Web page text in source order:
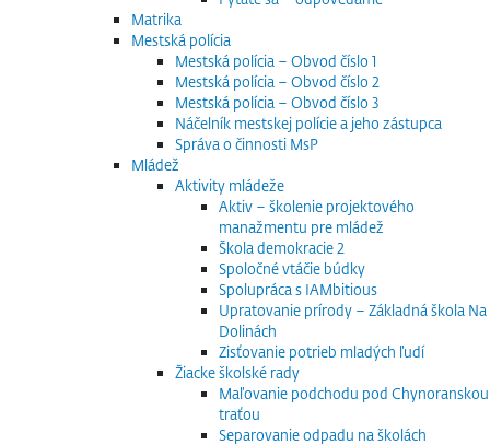
Matrika
Mestská polícia
Mestská polícia – Obvod číslo 1
Mestská polícia – Obvod číslo 2
Mestská polícia – Obvod číslo 3
Náčelník mestskej polície a jeho zástupca
Správa o činnosti MsP
Mládež
Aktivity mládeže
Aktiv – školenie projektového
manažmentu pre mládež
Škola demokracie 2
Spoločné vtáčie búdky
Spolupráca s IAMbitious
Upratovanie prírody – Základná škola Na
Dolinách
Zisťovanie potrieb mladých ľudí
Žiacke školské rady
Maľovanie podchodu pod Chynoranskou
traťou
Separovanie odpadu na školách